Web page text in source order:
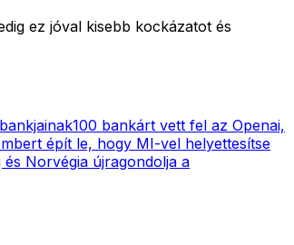
ez jóval kisebb kockázatot és
100 bankárt vett fel az Openai,
épít le, hogy MI-vel helyettesítse
és Norvégia újragondolja a